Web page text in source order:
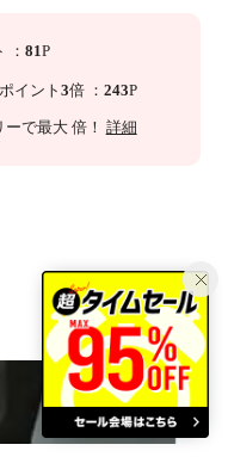
： 81P
ポイント 3倍 ： 243P
ーで最大 倍！ 詳細